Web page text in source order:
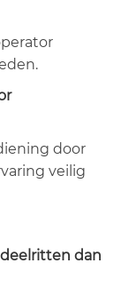
door
veilig
dan